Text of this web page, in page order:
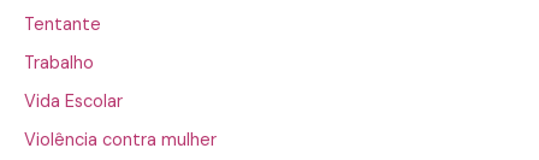
Tentante
Trabalho
Vida Escolar
Violência contra mulher